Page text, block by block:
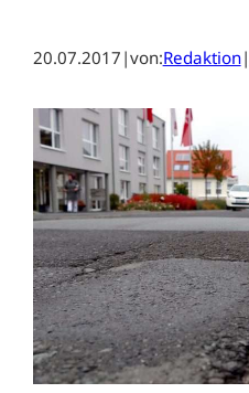
20.07.2017 |von:Redaktion|